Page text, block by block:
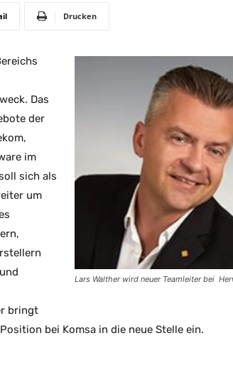
Drucken
Lars Walther wird neuer Teamleiter bei
. Das
der
im
sich als
um
bringt
bei Komsa in die neue Stelle ein.